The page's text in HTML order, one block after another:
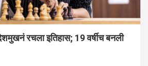
देशमुखनं रचला इतिहास; 19 वर्षीच बनली